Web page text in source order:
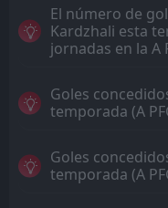
El número de
Kardzhali esta
jornadas en la A
Goles
temporada (A
Goles
temporada (A